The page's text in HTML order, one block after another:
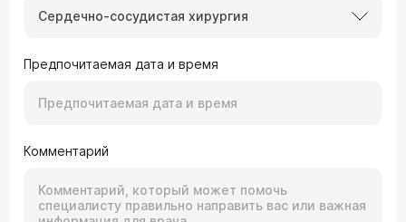
Сердечно-сосудистая хирургия
Предпочитаемая дата и время
Комментарий